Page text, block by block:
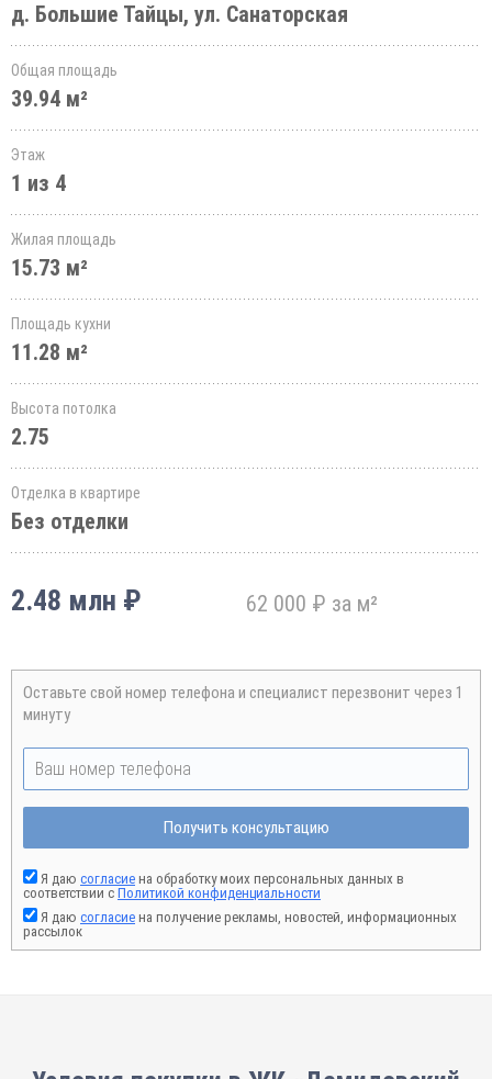
д. Большие Тайцы, ул. Санаторская
Общая площадь
39.94 м²
Этаж
1 из 4
Жилая площадь
15.73 м²
Площадь кухни
11.28 м²
Высота потолка
2.75
Отделка в квартире
Без отделки
2.48 млн ₽ 62 000 ₽ за м²
Оставьте свой номер телефона и специалист перезвонит через 1
минуту
Получить консультацию
Я даю согласие на обработку моих персональных данных в
соответствии с Политикой конфиденциальности
Я даю согласие на получение рекламы, новостей, информационных
рассылок